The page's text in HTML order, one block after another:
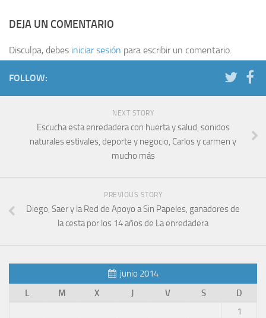
DEJA UN COMENTARIO
Disculpa, debes iniciar sesión para escribir un comentario.
FOLLOW:
NEXT STORY
Escucha esta enredadera con huerta y salud, sonidos
naturales estivales, deporte y negocio, Carlos y carmen y
mucho más
PREVIOUS STORY
Diego, Saer y la Red de Apoyo a Sin Papeles, ganadores de
la cesta por los 14 años de La enredadera
junio 2014
L
M X J V S D
1